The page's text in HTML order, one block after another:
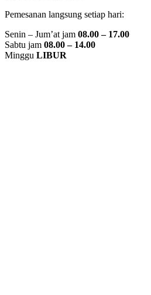
Pemesanan langsung setiap hari:
Senin – Jum’at jam 08.00 – 17.00
Sabtu jam 08.00 – 14.00
Minggu LIBUR